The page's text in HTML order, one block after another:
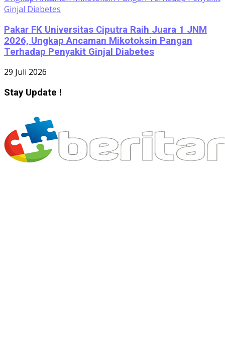
Pakar FK Universitas Ciputra Raih Juara 1 JNM
2026, Ungkap Ancaman Mikotoksin Pangan
Terhadap Penyakit Ginjal Diabetes
29 Juli 2026
Stay Update !